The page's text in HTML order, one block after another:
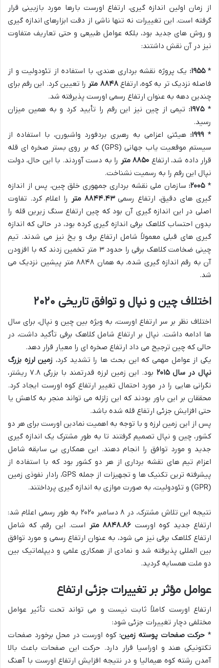
از زمان اولین اندازه گیری، ارتفاع اورست بارها مورد بازبینی قرار
گرفته است. این تغییرات نه تنها ناشی از دقت ابزارهای اندازه گیری
و روش های جدید بود، بلکه عوامل طبیعی و حتی تعاریف متفاوت
نیز در آن نقش داشتند:
*۱۹۵۵: یک پروژه نقشه برداری هندی، با استفاده از تئودولیت و از
فاصله نزدیک تر به کوه، ارتفاع۸۸۴۸ متر
را تعیین کرد. این رقم برای
چندین دهه به عنوان ارتفاع رسمی اورست پذیرفته شد.
*۱۹۷۵:تیمی از چین نیز این رقم را تأیید کرد و به همین میزان
رسید.
* ۱۹۹۹: هیئتی اعزامی به رهبری بردفورد واشبورن، با استفاده از
سیستم موقعیت یاب جهانی (GPS) که بر روی بستر صخره ای قله
قرار داده شد، ارتفاع ۸۸۵۰ متر
را به دست آوردند. با این حال، دولت
نپال این رقم را به رسمیت نشناخت.
*۲۰۰۵:سازمان ملی نقشه برداری جمهوری خلق چین، پس از اندازه
گیری های دقیق، ارتفاع رسمی۸۸۴۴.۴۳ متر
را اعلام کرد. تفاوت
اصلی در این اندازه گیری آن بود که چین ارتفاع سنگ زیرین قله را
بدون احتساب کلاهک برفی اندازه گیری کرده بود، در حالی که اندازه
گیری های قبلی معمولاً شامل ارتفاع برف و یخ نیز می شدند. تیم
چینی ضخامت کلاهک برفی را حدود ۳ متر تخمین زدند که با افزودن
آن به رقم اندازه گیری شده، به همان ۸۸۴۸ متر پیشین نزدیک می
شد.
اختلاف چین و نپال و توافق تاریخی ۲۰۲۰
اختلاف نظر بر سر ارتفاع اورست، به ویژه بین چین و نپال، برای سال
ها ادامه داشت. نپال بر ارتفاع شامل کلاهک برفی تأکید داشت، در
حالی که چین ترجیح می داد ارتفاع صخره ای را معیار قرار دهد.
یکی از عوامل مهمی که این بحث ها را تشدید کرد، زمین لرزه بزرگ
نپال در سال ۲۰۱۵
بود. این زمین لرزه قدرتمند با بزرگی ۷.۸ ریشتر،
نگرانی هایی را در مورد احتمال تغییر ارتفاع کوه اورست ایجاد کرد.
محققان بر این باور بودند که این زلزله می تواند منجر به کاهش یا
حتی افزایش جزئی ارتفاع قله شده باشد.
پس از این زمین لرزه و با توجه به اهمیت نمادین اورست برای هر دو
کشور، چین و نپال تصمیم گرفتند تا به طور مشترک یک اندازه گیری
جدید و مورد توافق را انجام دهند. این همکاری بی سابقه شامل
اعزام تیم های نقشه برداری از هر دو کشور بود که با استفاده از
پیشرفته ترین تکنیک ها و تجهیزات از جمله GPS، رادار نفوذی زمین
(GPR) و تئودولیت، به صورت موازی به اندازه گیری پرداختند.
نتیجه این تلاش مشترک، در ۸ دسامبر ۲۰۲۰ به طور رسمی اعلام شد:
ارتفاع جدید کوه اورست ۸۸۴۸.۸۶ متر
است. این رقم، که شامل
ارتفاع کلاهک برفی نیز می شود، به عنوان ارتفاع رسمی و مورد توافق
بین المللی پذیرفته شد و نمادی از همکاری علمی و دیپلماتیک بین
دو ملت همسایه گردید.
عوامل مؤثر بر تغییرات جزئی ارتفاع
ارتفاع اورست کاملاً ثابت نیست و می تواند تحت تأثیر عوامل
مختلفی دچار تغییرات جزئی شود:
* حرکت صفحات پوسته زمین: کوه اورست در محل برخورد صفحات
تکتونیکی هند و اوراسیا قرار دارد. حرکت این صفحات باعث بالا
آمدن رشته کوه هیمالیا و در نتیجه افزایش ارتفاع اورست با آهنگ